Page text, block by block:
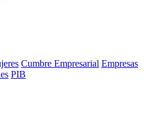
Cumbre Empresarial Empresas
PIB